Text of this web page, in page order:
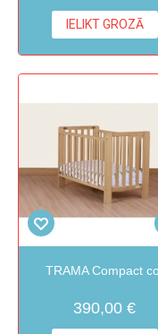
IELIKT GROZĀ
TRAMA Compact
390,00 €